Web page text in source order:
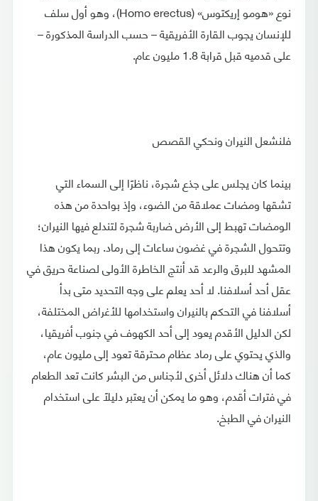
نوع «هومو إريكتوس» (Homo erectus)، وهو أول سلف
للإنسان يجوب القارة الأفريقية – حسب الدراسة المذكورة –
على قدميه قبل قرابة 1.8 مليون عام.
فلنشعل النيران ونحكي القصص
بينما كان يجلس على جذع شجرة، ناظرًا إلى السماء التي
تشقها ومضات عملاقة من الضوء، وإذ بواحدة من هذه
الومضات تهبط إلى الأرض ضاربة شجرة لتندلع فيها النيران؛
وتتحول الشجرة في غضون ساعات إلى رماد. ربما يكون هذا
المشهد للبرق والرعد قد أنتج الخاطرة الأولى لصناعة حريق في
عقل أحد أسلافنا. لا أحد يعلم على وجه التحديد متى بدأ
أسلافنا في التحكم بالنيران واستخدامها للأغراض المختلفة،
لكن الدليل الأقدم يعود إلى أحد الكهوف في جنوب أفريقيا،
والذي يحتوي على رماد عظام محترقة تعود إلى مليون عام،
كما أن هناك دلائل أخرى لأجناس من البشر كانت تعد الطعام
في فترات أقدم، وهو ما يمكن أن يعتبر دليلًا على استخدام
النيران في الطبخ.